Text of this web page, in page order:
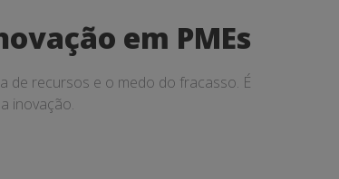
em PMEs
de recursos e o medo do fracasso. É
inovação.